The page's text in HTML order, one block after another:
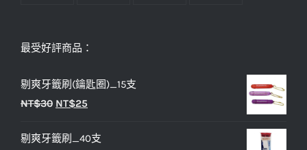
最受好評商品：
剔爽牙籤刷(鑰匙圈)_15支
NT$30 原
價
NT$25
價
剔爽牙籤刷_40支